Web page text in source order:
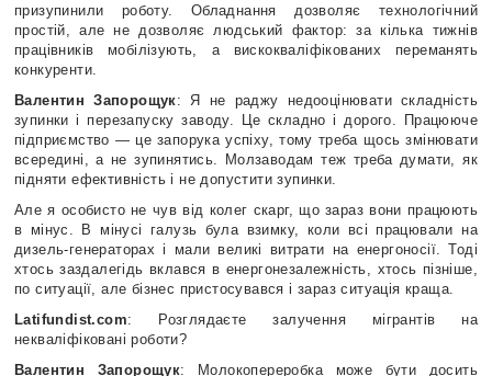
призупинили роботу. Обладнання дозволяє технологічний
простій, але не дозволяє людський фактор: за кілька тижнів
працівників мобілізують, а вискокваліфікованих переманять
конкуренти.
Валентин Запорощук: Я не раджу недооцінювати складність
зупинки і перезапуску заводу. Це складно і дорого. Працююче
підприємство — це запорука успіху, тому треба щось змінювати
всередині, а не зупинятись. Молзаводам теж треба думати, як
підняти ефективність і не допустити зупинки.
Але я особисто не чув від колег скарг, що зараз вони працюють
в мінус. В мінусі галузь була взимку, коли всі працювали на
дизель-генераторах і мали великі витрати на енергоносії. Тоді
хтось заздалегідь вклався в енергонезалежність, хтось пізніше,
по ситуації, але бізнес пристосувався і зараз ситуація краща.
Latifundist.com: Розглядаєте залучення мігрантів на
некваліфіковані роботи?
Валентин Запорощук: Молокопереробка може бути досить